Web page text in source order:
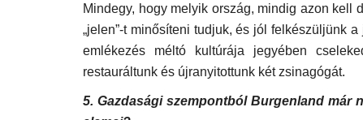
Mindegy, hogy melyik ország, mindig azon kell
„jelen”-t minősíteni tudjuk, és jól felkészüljünk
emlékezés méltó kultúrája jegyében
restauráltunk és újranyitottunk két zsinagógát.
5. Gazdasági szempontból Burgenland már
Nagyvilág